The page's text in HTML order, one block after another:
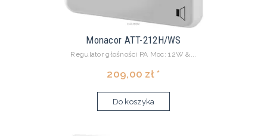
Monacor ATT-212H/WS
Regulator głośności PA Moc: 12W &...
209,00 zł *
Do koszyka